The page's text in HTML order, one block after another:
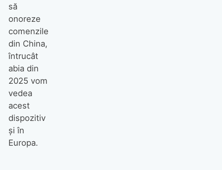
să
onoreze
comenzile
din China,
întrucât
abia din
2025 vom
vedea
acest
dispozitiv
și în
Europa.